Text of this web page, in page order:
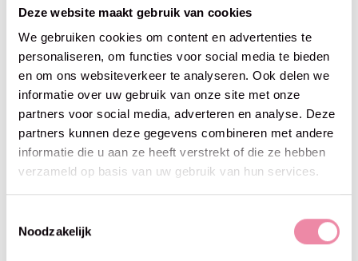
Deze website maakt gebruik van cookies
We gebruiken cookies om content en advertenties te
personaliseren, om functies voor social media te bieden
en om ons websiteverkeer te analyseren. Ook delen we
informatie over uw gebruik van onze site met onze
partners voor social media, adverteren en analyse. Deze
partners kunnen deze gegevens combineren met andere
informatie die u aan ze heeft verstrekt of die ze hebben
verzameld op basis van uw gebruik van hun services.
Noodzakelijk
Lana Grossa
Vanille/Beige/Geel/Oranje
€6,95
Lana Grossa
Finito -17 Lila/crème
€6,95
50% off